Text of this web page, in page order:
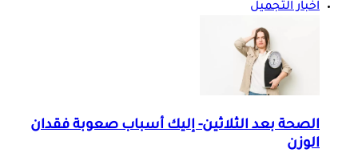
اخبار التجميل
الصحة بعد الثلاثين- إليك أسباب صعوبة فقدان
الوزن